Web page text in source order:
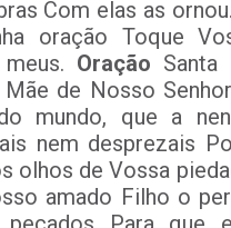
Com elas as
oração Toque
Oração Santa
Mãe de Nosso
mundo, que a
nem desprezais
olhos de Vossa
amado Filho o